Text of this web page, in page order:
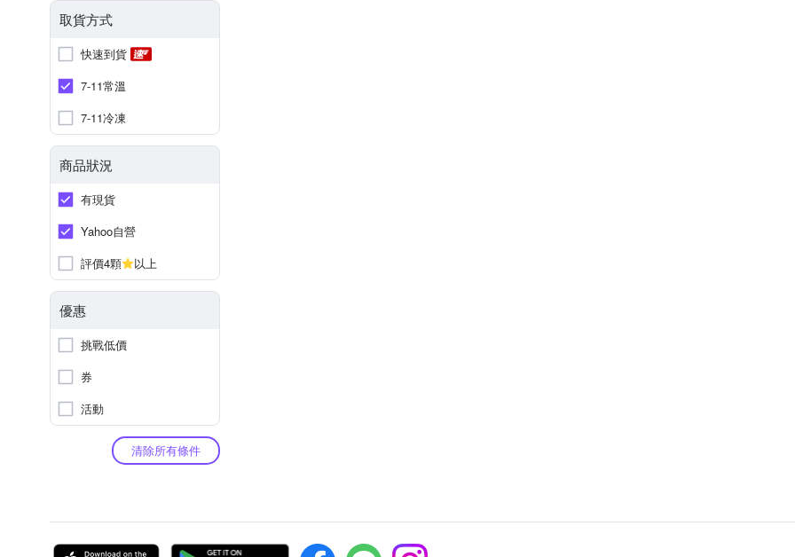
取貨方式
快速到貨
7-11常溫
7-11冷凍
商品狀況
有現貨
Yahoo自營
評價4顆
以上
優惠
挑戰低價
券
活動
清除所有條件